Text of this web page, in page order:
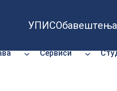
УПИСОбавештења
Сервиси